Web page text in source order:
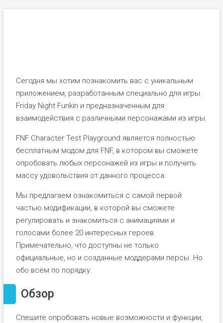
Сегодня мы хотим познакомить вас с уникальным
приложением, разработанным специально для игры
Friday Night Funkin и предназначенным для
взаимодействия с различными персонажами из игры.
FNF Character Test Playground является полностью
бесплатным модом для FNF, в котором вы сможете
опробовать любых персонажей из игры и получить
массу удовольствия от данного процесса.
Мы предлагаем ознакомиться с самой первой
частью модификации, в которой вы сможете
регулировать и знакомиться с анимациями и
голосами более 20 интересных героев.
Примечательно, что доступны не только
официальные, но и созданные моддерами персы. Но
обо всём по порядку.
Обзор
Спешите опробовать новые возможности и функции,